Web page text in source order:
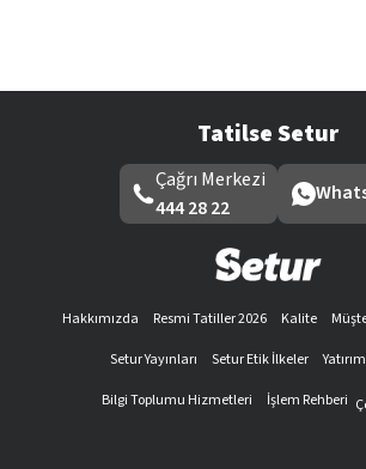
Tatilse Setur
Çağrı Merkezi
444 28 22
Hakkımızda Resmi Tatiller 2026 Kalite
Setur Yayınları
Setur Etik İlkeler
Bilgi Toplumu Hizmetleri
İşlem Rehberi